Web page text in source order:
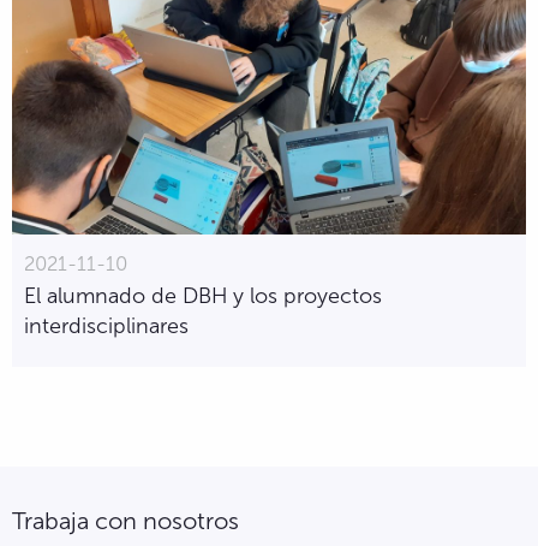
2021-11-10
El alumnado de DBH y los proyectos
interdisciplinares
Trabaja con nosotros